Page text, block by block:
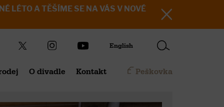
LÉTO A TĚŠÍME SE NA VÁS V NOVÉ
English
O divadle Kontakt Peškovka